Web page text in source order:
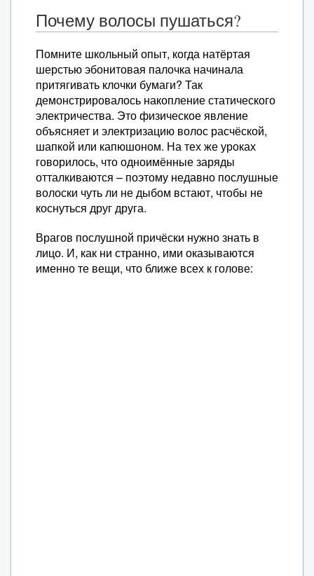
Почему волосы пушаться?
Помните школьный опыт, когда натёртая
шерстью эбонитовая палочка начинала
притягивать клочки бумаги? Так
демонстрировалось накопление статического
электричества. Это физическое явление
объясняет и электризацию волос расчёской,
шапкой или капюшоном. На тех же уроках
говорилось, что одноимённые заряды
отталкиваются – поэтому недавно послушные
волоски чуть ли не дыбом встают, чтобы не
коснуться друг друга.
Врагов послушной причёски нужно знать в
лицо. И, как ни странно, ими оказываются
именно те вещи, что ближе всех к голове: